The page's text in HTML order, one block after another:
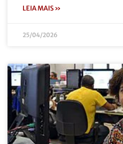
LEIA MAIS »
25/04/2026